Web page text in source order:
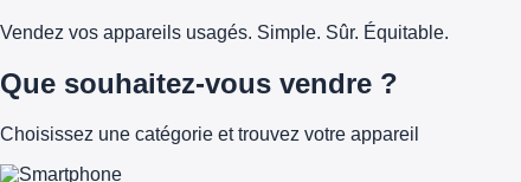
Vendez vos appareils usagés. Simple. Sûr. Équitable.
Que souhaitez-vous vendre ?
Choisissez une catégorie et trouvez votre appareil